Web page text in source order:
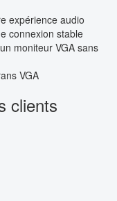
expérience audio
connexion stable
moniteur VGA sans
VGA
clients